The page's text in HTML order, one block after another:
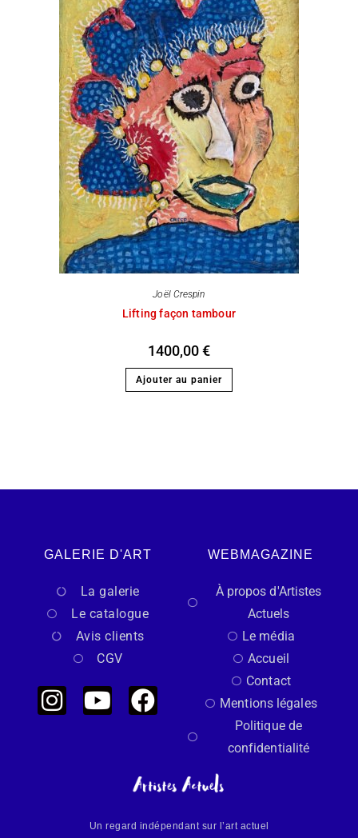
Joël Crespin
Lifting façon tambour
1400,00€
Ajouter au panier
GALERIE D'ART
La galerie
Le catalogue
Avis clients
CGV
WEBMAGAZINE
À propos d'Artistes
Actuels
Le média
Accueil
Contact
Mentions légales
Politique de
confidentialité
Un regard indépendant sur l’art actuel